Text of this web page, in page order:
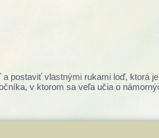
postaviť vlastnými rukami loď, ktorá
v ktorom sa veľa učia o